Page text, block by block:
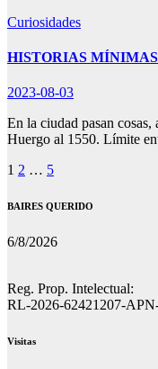
Curiosidades
HISTORIAS
2023-08-03
En la ciudad pasan
Huergo al 1550. Límite
Paginación
de
1 2 … 5
BAIRES QUERIDO
6/8/2026
Reg. Prop. Intelectual:
RL-2026-62421207-
Visitas